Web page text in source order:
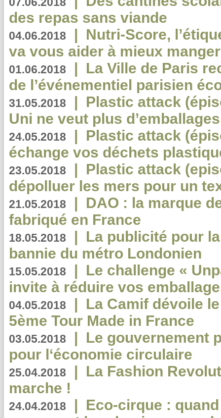
des repas sans viande
04.06.2018 | Nutri-Score,
va vous aider à mieux
01.06.2018 | La Ville de Paris
de l’événementiel parisien
31.05.2018 | Plastic attack
Uni ne veut plus
24.05.2018 | Plastic attack
échange vos déchets
23.05.2018 | Plastic attack
dépolluer les mers pour un
21.05.2018 | DAO : la marque
fabriqué en France
18.05.2018 | La publicité pour
bannie du métro Londonien
15.05.2018 | Le challenge «
invite à réduire vos
04.05.2018 | La Camif dévoile
5ème Tour Made in France
03.05.2018 | Le gouvernement
pour l‘économie circulaire
25.04.2018 | La Fashion
marche !
24.04.2018 | Eco-cirque :